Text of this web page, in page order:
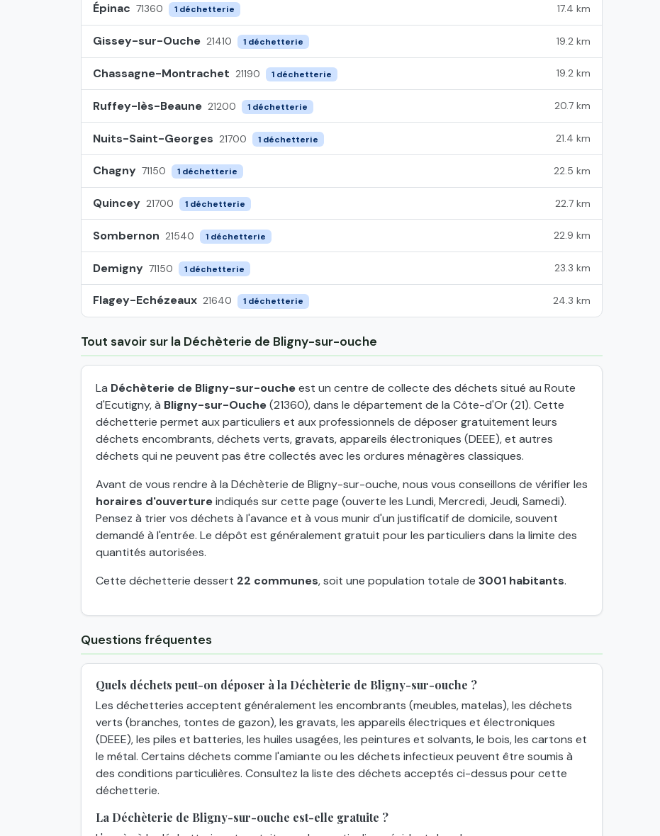
Épinac 71360 1 déchetterie 17.4 km
Gissey-sur-Ouche 21410 1 déchetterie 19.2 km
Chassagne-Montrachet 21190 1 déchetterie 19.2 km
Ruffey-lès-Beaune 21200 1 déchetterie 20.7 km
Nuits-Saint-Georges 21700 1 déchetterie 21.4 km
Chagny 71150 1 déchetterie 22.5 km
Quincey 21700 1 déchetterie 22.7 km
Sombernon 21540 1 déchetterie 22.9 km
Demigny 71150 1 déchetterie 23.3 km
Flagey-Echézeaux 21640 1 déchetterie 24.3 km
Tout savoir sur la Déchèterie de Bligny-sur-ouche
La Déchèterie de Bligny-sur-oucheest un centre de collecte des déchets situé au Route
d'Ecutigny, à Bligny-sur-Ouche(21360), dans le département de la Côte-d'Or (21). Cette
déchetterie permet aux particuliers et aux professionnels de déposer gratuitement leurs
déchets encombrants, déchets verts, gravats, appareils électroniques (DEEE), et autres
déchets qui ne peuvent pas être collectés avec les ordures ménagères classiques.
Avant de vous rendre à la Déchèterie de Bligny-sur-ouche, nous vous conseillons de vérifier les
horaires d'ouvertureindiqués sur cette page (ouverte les Lundi, Mercredi, Jeudi, Samedi).
Pensez à trier vos déchets à l'avance et à vous munir d'un justificatif de domicile, souvent
demandé à l'entrée. Le dépôt est généralement gratuit pour les particuliers dans la limite des
quantités autorisées.
Cette déchetterie dessert 22 communes, soit une population totale de 3001 habitants.
Questions fréquentes
Quels déchets peut-on déposer à la Déchèterie de Bligny-sur-ouche ?
Les déchetteries acceptent généralement les encombrants (meubles, matelas), les déchets
verts (branches, tontes de gazon), les gravats, les appareils électriques et électroniques
(DEEE), les piles et batteries, les huiles usagées, les peintures et solvants, le bois, les cartons et
le métal. Certains déchets comme l'amiante ou les déchets infectieux peuvent être soumis à
des conditions particulières. Consultez la liste des déchets acceptés ci-dessus pour cette
déchetterie.
La Déchèterie de Bligny-sur-ouche est-elle gratuite ?